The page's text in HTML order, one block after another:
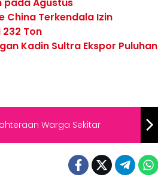
China Terkendala Izin
Ton
Kadin Sultra Ekspor Puluhan
Warga Sekitar